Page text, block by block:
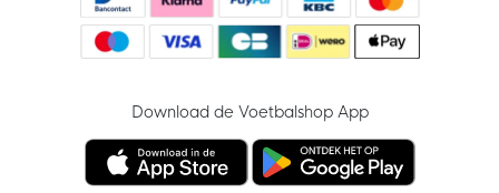
Download de Voetbalshop App